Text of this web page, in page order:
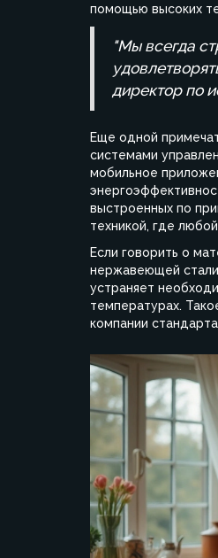
помощью высоких
"Мы всегда
директор по
Еще одной
системами
мобильное
выстроенных по
техникой, где
Если говорить о
нержавеющей
устраняет
температурах.
компании